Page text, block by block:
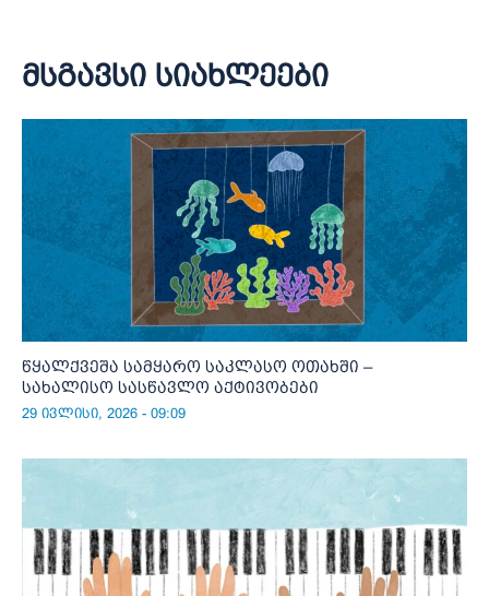
მსგავსი სიახლეები
წყალქვეშა სამყარო საკლასო ოთახში –
სახალისო სასწავლო აქტივობები
29 ივლისი, 2026 - 09:09